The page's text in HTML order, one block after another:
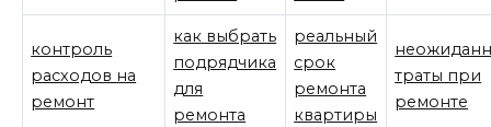
контроль
расходов на
ремонт
как выбрать
подрядчика
для
ремонта
реальный
срок
ремонта
квартиры
траты при
ремонте